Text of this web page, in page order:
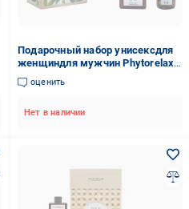
Подарочный набор унисексдля
женщиндля мужчин Phytorelax
Hemp гель для душа + масло
оценить
Нет в наличии